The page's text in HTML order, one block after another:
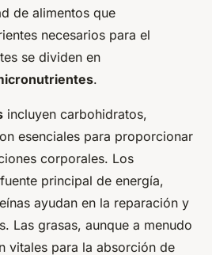
de alimentos que
necesarios para el
se dividen en
.
incluyen carbohidratos,
esenciales para proporcionar
corporales. Los
principal de energía,
ayudan en la reparación y
Las grasas, aunque a menudo
vitales para la absorción de